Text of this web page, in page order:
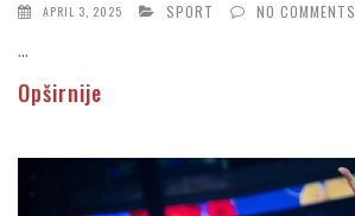
APRIL 3, 2025 SPORT NO COMMENTS
...
Opširnije